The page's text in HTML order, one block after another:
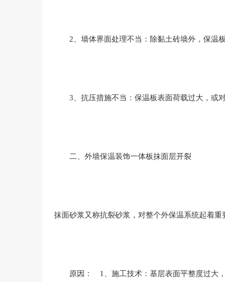
2、墙体界面处理不当：除黏土砖墙外，保温板
3、抗压措施不当：保温板表面荷载过大，或对
二、外墙保温装饰一体板抹面层开裂
抹面砂浆又称抗裂砂浆，对整个外保温系统起着
原因： 1、施工技术：基层表面平整度过大，